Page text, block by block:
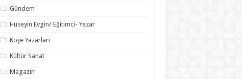
Gündem
Hüseyin Evgin/ Eğitimci- Yazar
Köşe Yazarları
Kültür Sanat
Magazin